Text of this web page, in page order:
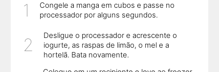
Congele a manga em cubos e passe no
processador por alguns segundos.
Desligue o processador e acrescente o
iogurte, as raspas de limão, o mel e a
hortelã. Bata novamente.